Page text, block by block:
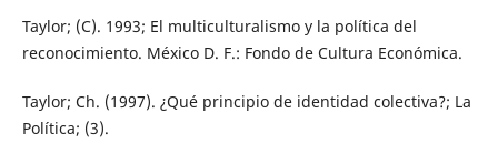
Taylor; (C). 1993; El multiculturalismo y la política del
reconocimiento. México D. F.: Fondo de Cultura Económica.
Taylor; Ch. (1997). ¿Qué principio de identidad colectiva?; La
Política; (3).